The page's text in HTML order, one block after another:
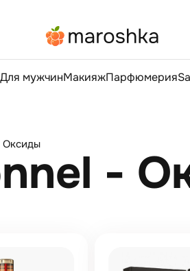
Для мужчинМакияжПарфюмерия
Оксиды
-